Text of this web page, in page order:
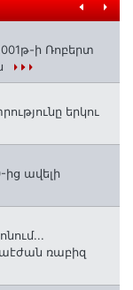
ի Ռոբերտ
երկու
ավելի
ռաբիզ